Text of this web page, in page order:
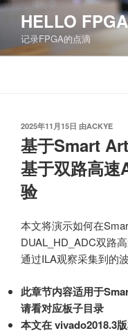
跳
容
HELLO FPGA
记录FPGA的点滴
发
布
于
2025年11月15日 由ACKYE
基于Smart
基于双路高速
验
本文将演示如何在
DUAL_HD_ADC双路
通过ILA观察采集到的波
此章节内容适用于
请看对应板子目录
本文在 vivado2018.3